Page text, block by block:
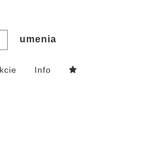
umenia
Info